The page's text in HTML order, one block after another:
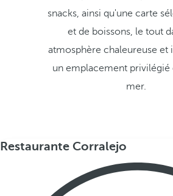
snacks, ainsi qu'une carte
et de boissons, le tout
atmosphère chaleureuse et
un emplacement privilégié
mer.
Restaurante Corralejo